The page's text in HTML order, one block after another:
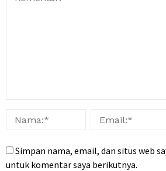
Simpan nama, email, dan situs web
untuk komentar saya berikutnya.